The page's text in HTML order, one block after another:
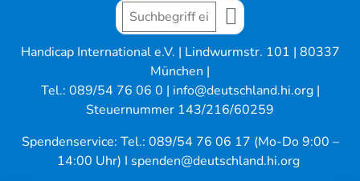
Handicap International e.V. | Lindwurmstr. 101 | 80337
München |
Tel.: 089/54 76 06 0 | info@deutschland.hi.org|
Steuernummer 143/216/60259
Spendenservice: Tel.: 089/54 76 06 17 (Mo-Do 9:00 –
14:00 Uhr) I spenden@deutschland.hi.org